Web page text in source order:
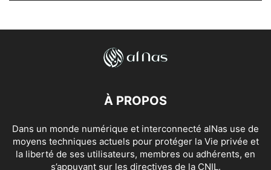
À PROPOS
Dans un monde numérique et interconnecté alNas use de
moyens techniques actuels pour protéger la Vie privée et
la liberté de ses utilisateurs, membres ou adhérents, en
s’appuyant sur les directives de la CNIL.